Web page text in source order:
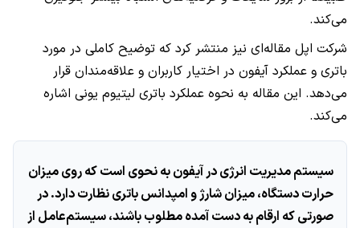
می‌کند.
شرکت اپل مقاله‌ای نیز منتشر کرد که توضیح کاملی در مورد
باتری و عملکرد آیفون در اختیار کاربران و علاقه‌مندان قرار
می‌دهد. این مقاله به نحوه عملکرد باتری لیتیوم یونی اشاره
می‌کند.
سیستم مدیریت انرژی در آیفون به نحوی است که روی میزان
حرارت دستگاه، میزان شارژ و امپدانس باتری نظارت دارد. در
صورتی که ارقام به دست آمده مطلوب باشند، سیستم‌عامل از